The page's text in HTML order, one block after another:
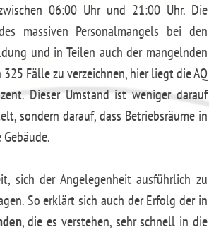
06:00 Uhr und 21:00 Uhr. Die
massiven Personalmangels bei den
und in Teilen auch der mangelnden
Fälle zu verzeichnen, hier liegt die AQ
Dieser Umstand ist weniger darauf
sondern darauf, dass Betriebsräume in
sich der Angelegenheit ausführlich zu
So erklärt sich auch der Erfolg der in
, die es verstehen, sehr schnell in die